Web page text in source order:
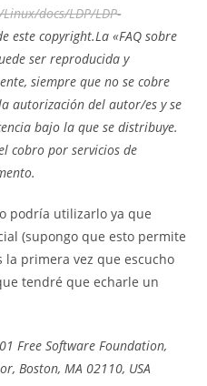
docs/LDP/LDP-
estecopyright.La «FAQ sobre
ser reproducida y
siempre que no se cobre
autorización del autor/es y se
bajo la que se distribuye.
cobro por servicios de
podría utilizarlo ya que
(supongo que esto permite
la primera vez que escucho
tendré que echarle un
Free SoftwareFoundation,
,Boston,MA 02110, USA